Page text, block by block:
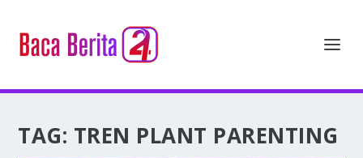
TAG: TREN PLANT PARENTING